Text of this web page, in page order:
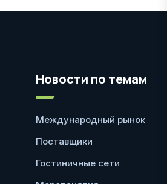
Новости по темам
Международный рынок
Поставщики
Гостиничные сети